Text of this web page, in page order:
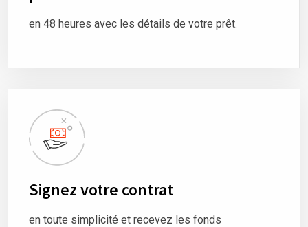
en 48 heures avec les détails de votre prêt.
Signez votre contrat
en toute simplicité et recevez les fonds